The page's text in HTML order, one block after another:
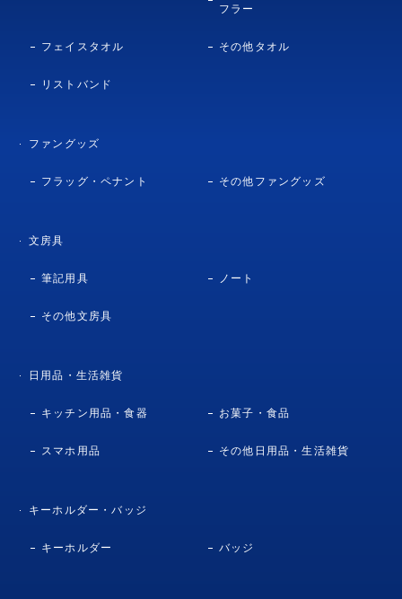
フラー
フェイスタオル その他タオル
リストバンド
ファングッズ
フラッグ・ペナント その他ファングッズ
文房具
筆記用具 ノート
その他文房具
日用品・生活雑貨
キッチン用品・食器 お菓子・食品
スマホ用品 その他日用品・生活雑貨
キーホルダー・バッジ
キーホルダー バッジ